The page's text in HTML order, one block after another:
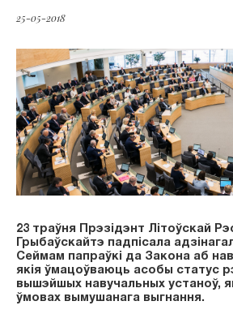
25-05-2018
23 траўня Прэзідэнт Літоўскай
Грыбаўскайтэ падпісала
Сеймам папраўкі да Закона аб
якія ўмацоўваюць асобы статус
вышэйшых навучальных устаноў,
ўмовах вымушанага выгнання.